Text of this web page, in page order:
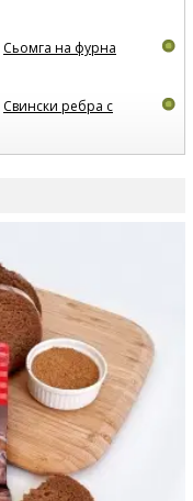
Сьомга на фурна
Свински ребра с